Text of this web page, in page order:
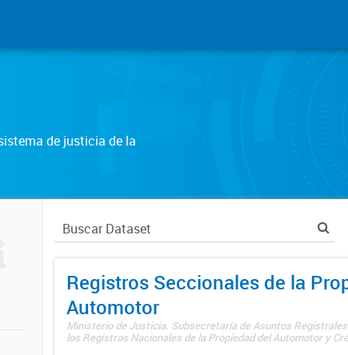
de justicia de la
Registros Seccionales de la
Automotor
Ministerio de Justicia. Subsecretaría de Asuntos
los Registros Nacionales de la Propiedad del Automotor y